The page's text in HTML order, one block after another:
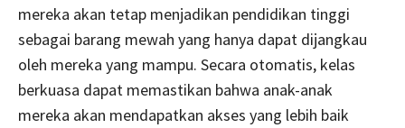
mereka akan tetap menjadikan pendidikan tinggi
sebagai barang mewah yang hanya dapat dijangkau
oleh mereka yang mampu. Secara otomatis, kelas
berkuasa dapat memastikan bahwa anak-anak
mereka akan mendapatkan akses yang lebih baik